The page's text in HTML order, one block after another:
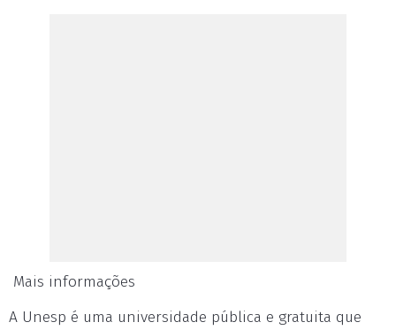
Mais informações
A Unesp é uma universidade pública e gratuita que